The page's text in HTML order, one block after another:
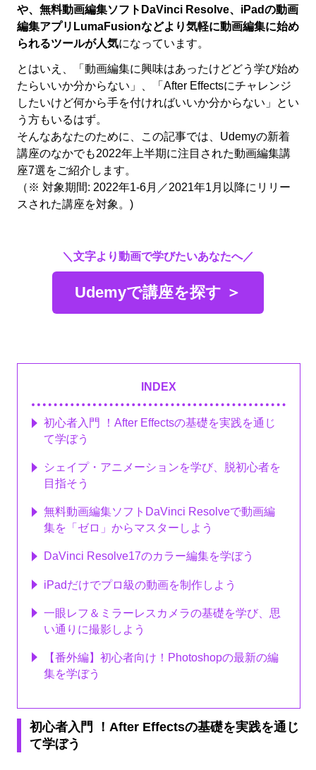
や、無料動画編集ソフトDaVinci Resolve、iPadの動画
編集アプリLumaFusionなどより気軽に動画編集に始め
られるツールが人気になっています。
とはいえ、「動画編集に興味はあったけどどう学び始め
たらいいか分からない」、「After Effectsにチャレンジ
したいけど何から手を付ければいいか分からない」とい
う方もいるはず。
そんなあなたのために、この記事では、Udemyの新着
講座のなかでも2022年上半期に注目された動画編集講
座7選をご紹介します。
（※ 対象期間: 2022年1-6月／2021年1月以降にリリー
スされた講座を対象。)
＼文字より動画で学びたいあなたへ／
Udemyで講座を探す ＞
INDEX
初心者入門 ！After Effectsの基礎を実践を通じ
て学ぼう
シェイプ・アニメーションを学び、脱初心者を
目指そう
無料動画編集ソフトDaVinci Resolveで動画編
集を「ゼロ」からマスターしよう
DaVinci Resolve17のカラー編集を学ぼう
iPadだけでプロ級の動画を制作しよう
一眼レフ＆ミラーレスカメラの基礎を学び、思
い通りに撮影しよう
【番外編】初心者向け！Photoshopの最新の編
集を学ぼう
初心者入門 ！After Effectsの基礎を実践を通じ
て学ぼう